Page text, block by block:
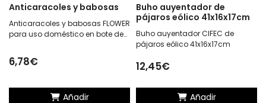
Anticaracoles y babosas
Anticaracoles y babosas FLOWER
para uso doméstico en bote de
6,78€
Añadir
Buho auyentador de
pájaros eólico 41x16x17cm
Buho auyentador CIFEC de
pájaros eólico 41x16x17cm
12,45€
Añadir